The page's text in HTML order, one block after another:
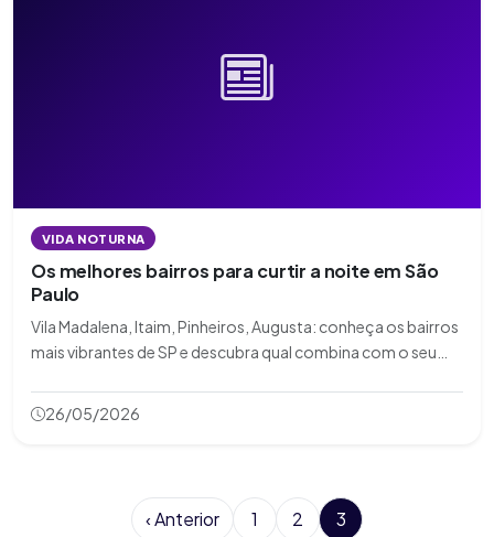
VIDA NOTURNA
Os melhores bairros para curtir a noite em São
Paulo
Vila Madalena, Itaim, Pinheiros, Augusta: conheça os bairros
mais vibrantes de SP e descubra qual combina com o seu
26/05/2026
‹ Anterior 1 2 3